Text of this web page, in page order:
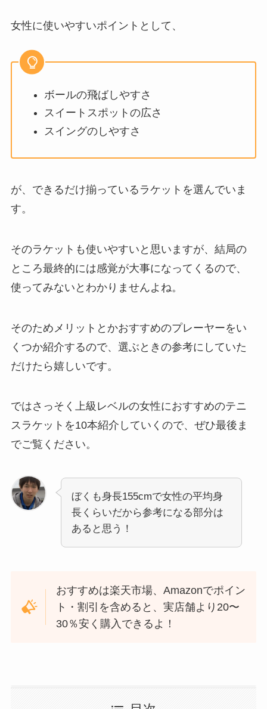
女性に使いやすいポイントとして、
ボールの飛ばしやすさ
スイートスポットの広さ
スイングのしやすさ
が、できるだけ揃っているラケットを選んでいま
す。
そのラケットも使いやすいと思いますが、結局の
ところ最終的には感覚が大事になってくるので、
使ってみないとわかりませんよね。
そのためメリットとかおすすめのプレーヤーをい
くつか紹介するので、選ぶときの参考にしていた
だけたら嬉しいです。
ではさっそく上級レベルの女性におすすめのテニ
スラケットを10本紹介していくので、ぜひ最後ま
でご覧ください。
ぼくも身長155cmで女性の平均身
長くらいだから参考になる部分は
あると思う！
おすすめは楽天市場、Amazonでポイン
ト・割引を含めると、実店舗より20〜
30％安く購入できるよ！